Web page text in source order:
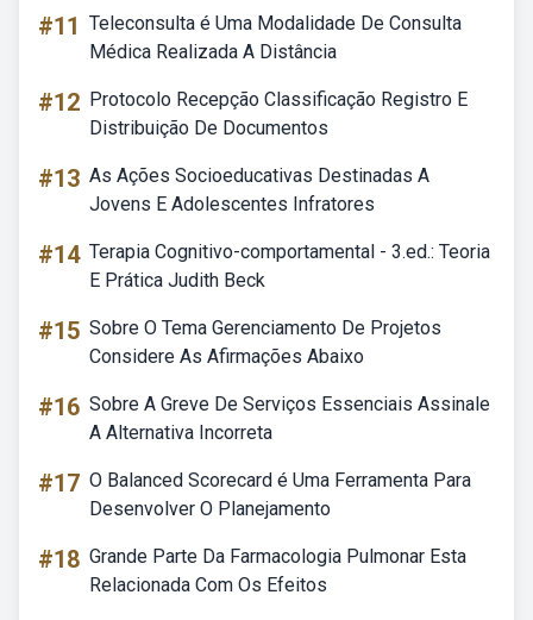
#11 Teleconsulta é Uma Modalidade De Consulta
Médica Realizada A Distância
#12 Protocolo Recepção Classificação Registro E
Distribuição De Documentos
#13 As Ações Socioeducativas Destinadas A
Jovens E Adolescentes Infratores
#14 Terapia Cognitivo-comportamental - 3.ed.: Teoria
E Prática Judith Beck
#15 Sobre O Tema Gerenciamento De Projetos
Considere As Afirmações Abaixo
#16 Sobre A Greve De Serviços Essenciais Assinale
A Alternativa Incorreta
#17 O Balanced Scorecard é Uma Ferramenta Para
Desenvolver O Planejamento
#18 Grande Parte Da Farmacologia Pulmonar Esta
Relacionada Com Os Efeitos